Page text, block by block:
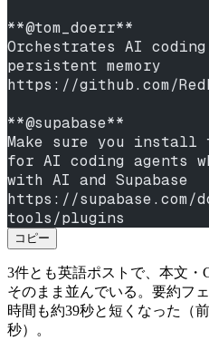
**@tom_doerr**
Orchestrates AI
persistent memory
https://github.com/
**@supabase**
Make sure you install
for AI coding agents
with AI and Supabase
https://supabase.com/
tools/plugins
コピー
3件とも英語ポストで、本文・
そのまま並んでいる。要約フ
時間も約39秒と短くなった（
秒）。